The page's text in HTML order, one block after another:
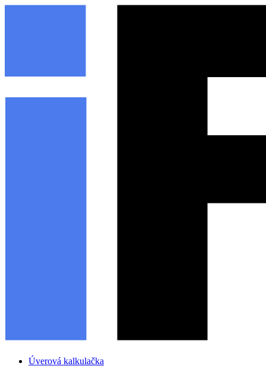
Úverová kalkulačka